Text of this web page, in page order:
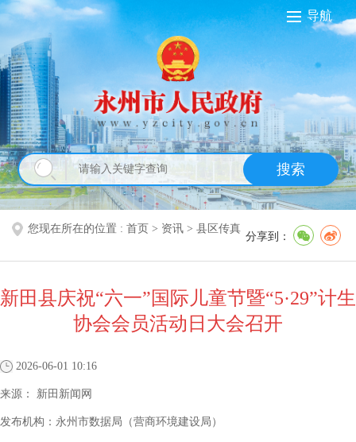
导航
搜索
您现在所在的位置 : 首页 > 资讯 > 县区传真
分享到：
新田县庆祝“六一”国际儿童节暨“5·29”计生
协会会员活动日大会召开
2026-06-01 10:16
来源： 新田新闻网
发布机构： 永州市数据局（营商环境建设局）